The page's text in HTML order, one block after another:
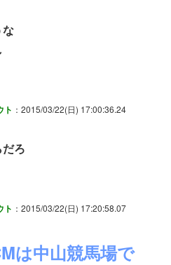
な
ト ：2015/03/22(日) 17:00:36.24
ろ
ト ：2015/03/22(日) 17:20:58.07
は中山競馬場で